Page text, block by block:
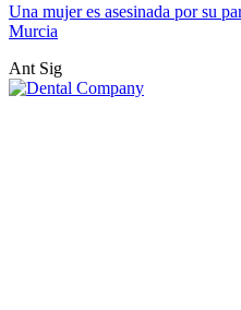
Una mujer es asesinada por su
Murcia
Ant Sig